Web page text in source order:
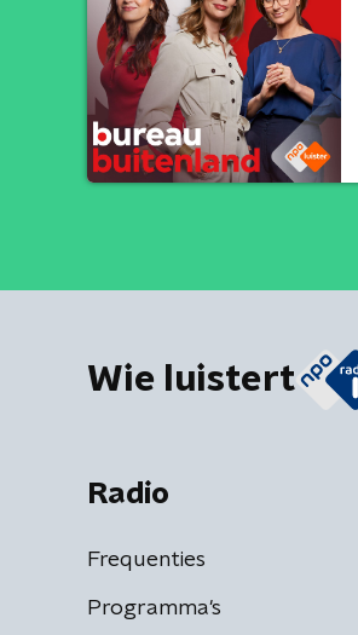
Wie luistert
Radio
Frequenties
Programma's